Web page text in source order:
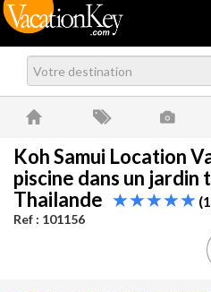
Koh Samui Location
piscine dans un jardin
Thailande
Ref : 101156